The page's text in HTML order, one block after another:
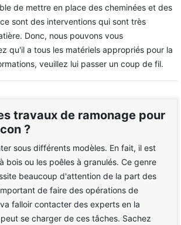
de mettre en place des cheminées et des
sont des interventions qui sont très
Donc, nous pouvons vous
qu'il a tous les matériels appropriés pour la
veuillez lui passer un coup de fil.
travaux de ramonage pour
?
sous différents modèles. En fait, il est
bois ou les poêles à granulés. Ce genre
beaucoup d'attention de la part des
de faire des opérations de
falloir contacter des experts en la
se charger de ces tâches. Sachez